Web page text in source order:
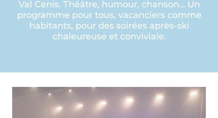
Val Cenis. Théâtre, humour, chanson… Un
programme pour tous, vacanciers comme
habitants, pour des soirées après-ski
chaleureuse et conviviale.